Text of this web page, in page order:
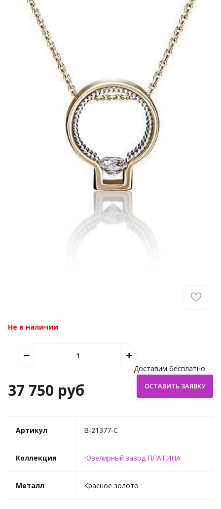
Не в наличии
37 750 руб
Доставим бесплатно
Артикул B-21377-C
Коллекция Ювелирный завод ПЛАТИНА
Металл Красное золото